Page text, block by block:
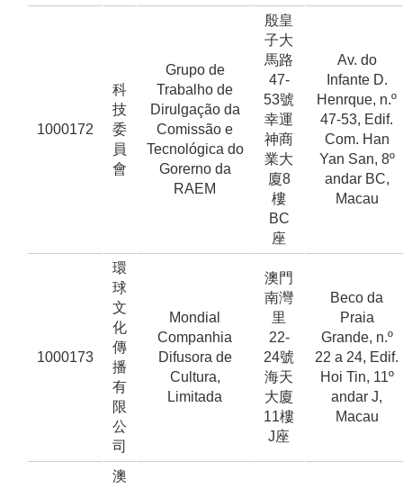
1000172
科
技
委
員
會
Grupo de
Trabalho de
Dirulgação da
Comissão e
Tecnológica do
Gorerno da
RAEM
殷皇
子大
馬路
47-
53號
幸運
神商
業大
廈8
樓
BC
座
Av. do
Infante D.
Henrque, n.º
47-53, Edif.
Com. Han
Yan San, 8º
andar BC,
Macau
1000173
環
球
文
化
傳
播
有
限
公
司
Mondial
Companhia
Difusora de
Cultura,
Limitada
澳門
南灣
里
22-
24號
海天
大廈
11樓
J座
Beco da
Praia
Grande, n.º
22 a 24, Edif.
Hoi Tin, 11º
andar J,
Macau
澳